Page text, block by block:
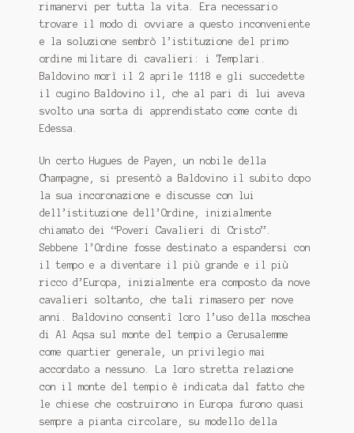
rimanervi per tutta la vita. Era necessario
trovare il modo di ovviare a questo inconveniente
e la soluzione sembrò l’istituzione del primo
ordine militare di cavalieri: i Templari.
Baldovino morì il 2 aprile 1118 e gli succedette
il cugino Baldovino il, che al pari di lui aveva
svolto una sorta di apprendistato come conte di
Edessa.
Un certo Hugues de Payen, un nobile della
Champagne, si presentò a Baldovino il subito dopo
la sua incoronazione e discusse con lui
dell’istituzione dell’Ordine, inizialmente
chiamato dei “Poveri Cavalieri di Cristo”.
Sebbene l’Ordine fosse destinato a espandersi con
il tempo e a diventare il più grande e il più
ricco d’Europa, inizialmente era composto da nove
cavalieri soltanto, che tali rimasero per nove
anni. Baldovino consentì loro l’uso della moschea
di Al Aqsa sul monte del tempio a Gerusalemme
come quartier generale, un privilegio mai
accordato a nessuno. La loro stretta relazione
con il monte del tempio è indicata dal fatto che
le chiese che costruirono in Europa furono quasi
sempre a pianta circolare, su modello della